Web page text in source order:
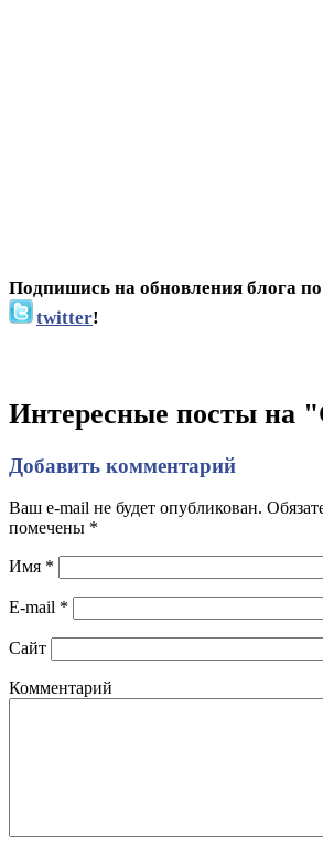
Подпишись на обновления блога по
twitter!
Интересные посты на
Добавить комментарий
Ваш e-mail не будет опубликован.
помечены *
Имя *
E-mail *
Сайт
Комментарий